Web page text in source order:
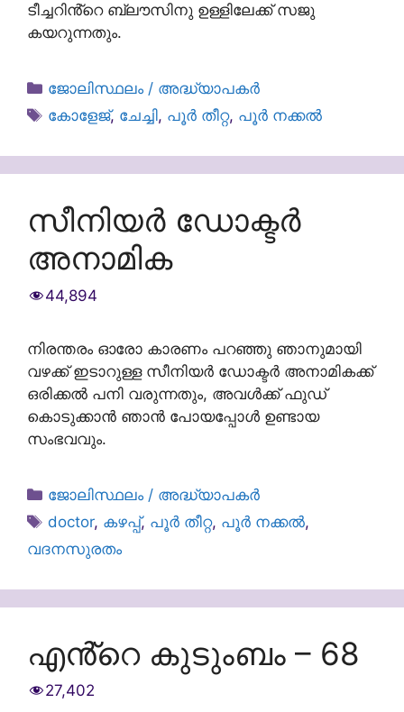
ടീച്ചറിൻ്റെ ബ്ലൗസിനു ഉള്ളിലേക്ക് സജു
കയറുന്നതും.
Categories
ജോലിസ്ഥലം / അദ്ധ്യാപകർ
Tags
കോളേജ്, ചേച്ചി, പൂർ തീറ്റ, പൂർ നക്കൽ
സീനിയർ ഡോക്ടർ
അനാമിക
44,894
നിരന്തരം ഓരോ കാരണം പറഞ്ഞു ഞാനുമായി
വഴക്ക് ഇടാറുള്ള സീനിയർ ഡോക്ടർ അനാമികക്ക്
ഒരിക്കൽ പനി വരുന്നതും, അവൾക്ക് ഫുഡ്
കൊടുക്കാൻ ഞാൻ പോയപ്പോൾ ഉണ്ടായ
സംഭവവും.
Categories
ജോലിസ്ഥലം / അദ്ധ്യാപകർ
Tags
doctor, കഴപ്പ്, പൂർ തീറ്റ, പൂർ നക്കൽ,
വദനസുരതം
എൻ്റെ കുടുംബം – 68
27,402